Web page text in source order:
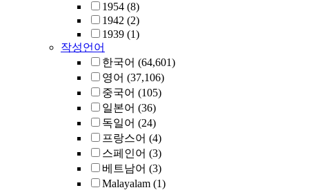
1954 (8)
1942 (2)
1939 (1)
작성언어
한국어 (64,601)
영어 (37,106)
중국어 (105)
일본어 (36)
독일어 (24)
프랑스어 (4)
스페인어 (3)
베트남어 (3)
Malayalam (1)